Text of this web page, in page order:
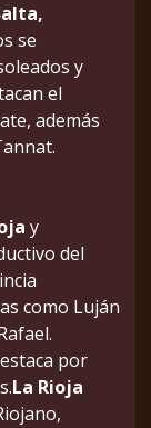
se
y
el
además
y
del
como Luján
por
La Rioja